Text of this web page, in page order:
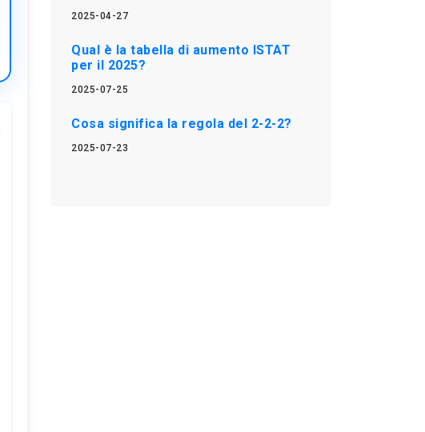
2025-04-27
Qual è la tabella di aumento ISTAT
per il 2025?
2025-07-25
Cosa significa la regola del 2-2-2?
2025-07-23